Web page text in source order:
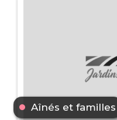
Aînés et familles